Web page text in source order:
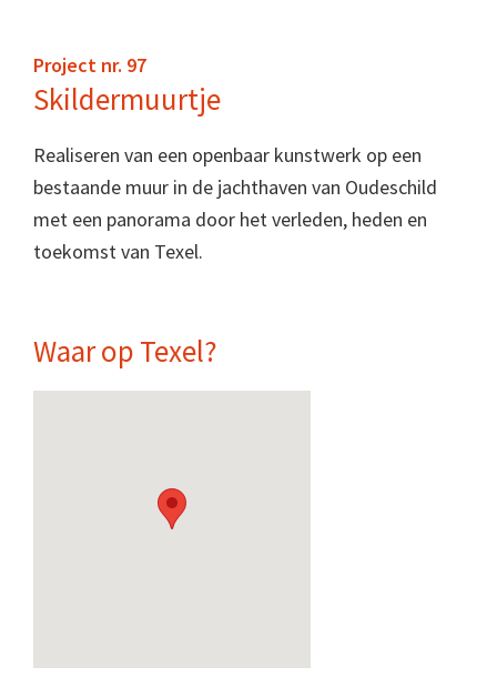
Project nr. 97
Skildermuurtje
Realiseren van een openbaar kunstwerk op een
bestaande muur in de jachthaven van Oudeschild
met een panorama door het verleden, heden en
toekomst van Texel.
Waar op Texel?